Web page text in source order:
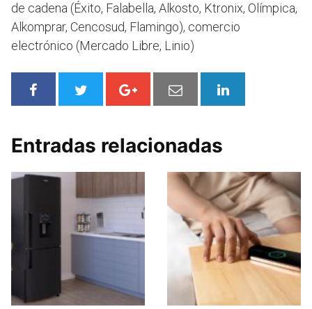
de cadena (Éxito, Falabella, Alkosto, Ktronix, Olímpica,
Alkomprar, Cencosud, Flamingo), comercio
electrónico (Mercado Libre, Linio)
Entradas relacionadas